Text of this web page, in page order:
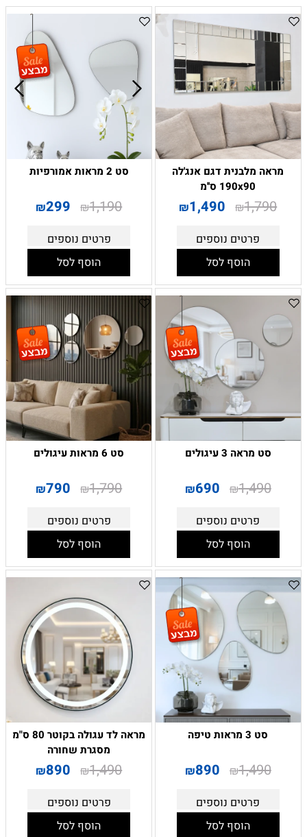
מראה מלבנית דגם אנג'לה
190x90 ס''מ
₪1,790
₪1,490
פרטים נוספים
הוסף לסל
סט 2 מראות אמורפיות
₪1,190
₪299
פרטים נוספים
הוסף לסל
סט מראה 3 עיגולים
₪1,490
₪690
פרטים נוספים
הוסף לסל
סט 6 מראות עיגולים
₪1,790
₪790
פרטים נוספים
הוסף לסל
סט 3 מראות טיפה
₪1,490
₪890
פרטים נוספים
הוסף לסל
מראה לד עגולה בקוטר 80 ס"מ
מסגרת שחורה
₪1,490
₪890
פרטים נוספים
הוסף לסל